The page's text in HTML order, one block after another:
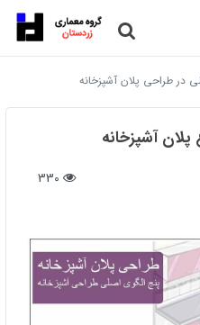
در طراحی پلان آشپزخانه
آشپزخانه